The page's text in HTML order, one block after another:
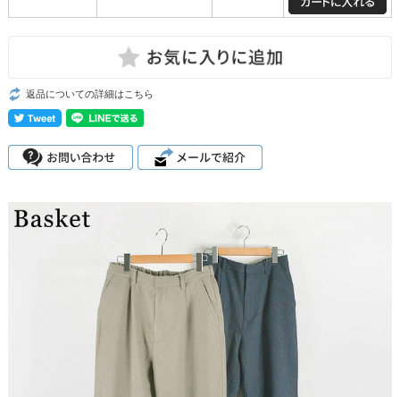
返品についての詳細はこちら